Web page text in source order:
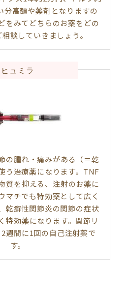
分高額や薬剤となりますの
をみてどちらのお薬をどの
談していきましょう。
ヒュミラ
の腫れ・痛みがある（＝乾
う治療薬になります。TNF
質を抑える、注射のお薬に
マチでも特効薬として広く
乾癬性関節炎の関節の症状
特効薬になります。関節リ
週間に1回の自己注射薬で
す。